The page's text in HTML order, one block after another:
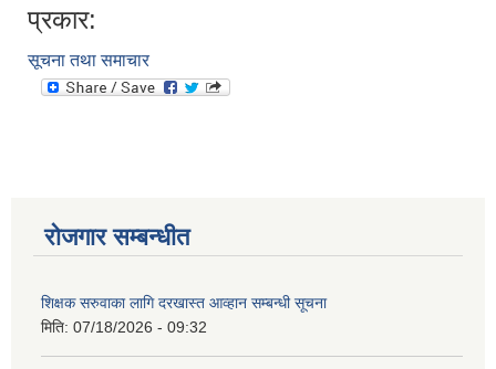
प्रकार:
सूचना तथा समाचार
रोजगार सम्बन्धीत
शिक्षक सरुवाका लागि दरखास्त आव्हान सम्बन्धी सूचना
मिति: 07/18/2026 - 09:32